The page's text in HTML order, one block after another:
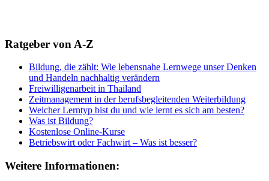
Ratgeber von A-Z
Bildung, die zählt: Wie lebensnahe Lernwege unser Denken
und Handeln nachhaltig verändern
Freiwilligenarbeit in Thailand
Zeitmanagement in der berufsbegleitenden Weiterbildung
Welcher Lerntyp bist du und wie lernt es sich am besten?
Was ist Bildung?
Kostenlose Online-Kurse
Betriebswirt oder Fachwirt – Was ist besser?
Weitere Informationen: